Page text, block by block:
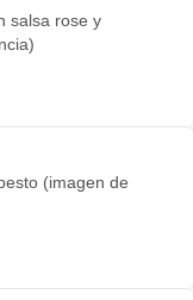
salsa rose y
(imagen de